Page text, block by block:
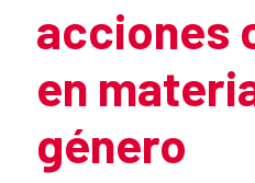
acciones
en
género